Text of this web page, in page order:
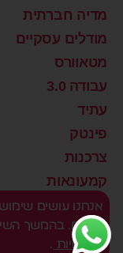
מדיה חברתית
מודלים עסקיים
מטאוורס
עבודה 3.0
עתיד
פינטק
צרכנות
קמעונאות
רוצים שינוי?
שיווק דיגיטלי
אנחנו עושים
שלכם. בהמשך
הפרטיות .